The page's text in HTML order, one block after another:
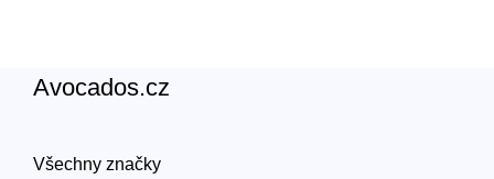
Avocados.cz
Všechny značky